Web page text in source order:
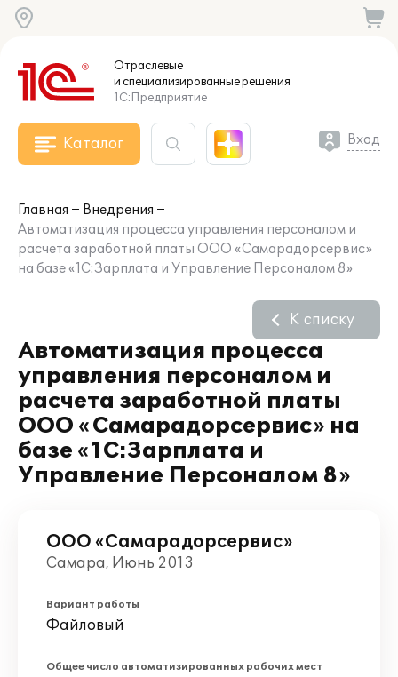
Отраслевые
и специализированныерешения
1С:Предприятие
Каталог Вход
Главная
Внедрения
Автоматизация процесса управления персоналом и
расчета заработной платы ООО «Самарадорсервис»
на базе «1С:Зарплата и Управление Персоналом 8»
Автоматизация процесса
управления персоналом и
расчета заработной платы
ООО «Самарадорсервис» на
базе «1С:Зарплата и
Управление Персоналом 8»
К списку
ООО «Самарадорсервис»
Самара, Июнь 2013
Вариант работы
Файловый
Общее число автоматизированных рабочих мест